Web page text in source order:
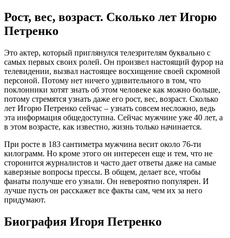
Рост, вес, возраст. Сколько лет Игорю
Петренко
Это актер, который приглянулся телезрителям буквально с
самых первых своих ролей. Он произвел настоящий фурор на
телевидении, вызвал настоящее восхищение своей скромной
персоной. Потому нет ничего удивительного в том, что
поклонники хотят знать об этом человеке как можно больше,
потому стремятся узнать даже его рост, вес, возраст. Сколько
лет Игорю Петренко сейчас – узнать совсем несложно, ведь
эта информация общедоступна. Сейчас мужчине уже 40 лет, а
в этом возрасте, как известно, жизнь только начинается.
При росте в 183 сантиметра мужчина весит около 76-ти
килограмм. Но кроме этого он интересен еще и тем, что не
сторонится журналистов и часто дает ответы даже на самые
каверзные вопросы прессы. В общем, делает все, чтобы
фанаты получше его узнали. Он невероятно популярен. И
лучше пусть он расскажет все факты сам, чем их за него
придумают.
Биография Игоря Петренко